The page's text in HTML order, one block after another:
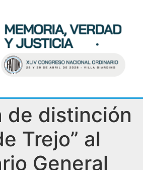
de distinción
Trejo” al
General